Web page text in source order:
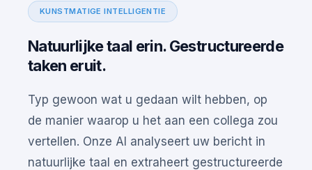
KUNSTMATIGE INTELLIGENTIE
Natuurlijke taal erin. Gestructureerde
taken eruit.
Typ gewoon wat u gedaan wilt hebben, op
de manier waarop u het aan een collega zou
vertellen. Onze AI analyseert uw bericht in
natuurlijke taal en extraheert gestructureerde